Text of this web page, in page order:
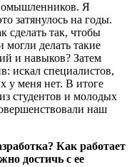
Я
затянулось на годы.
сделать так, чтобы
делать такие
и навыков? Затем
искал специалистов,
у меня нет. В итоге
студентов и молодых
наш
Как работает
достичь с ее